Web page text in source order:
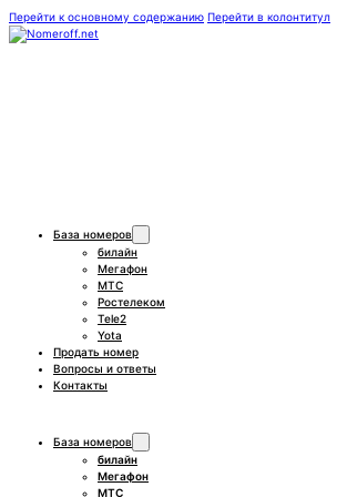
Перейти к основному содержанию Перейти в колонтитул
База номеров
билайн
Мегафон
МТС
Ростелеком
Tele2
Yota
Продать номер
Вопросы и ответы
Контакты
База номеров
билайн
Мегафон
МТС